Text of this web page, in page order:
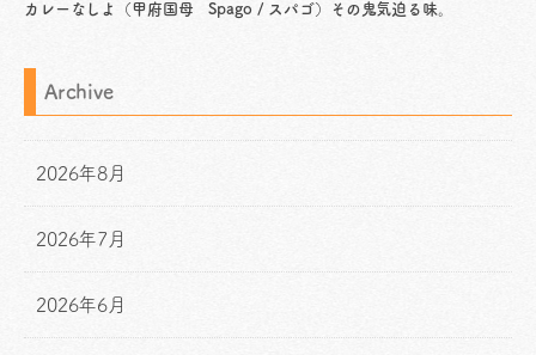
カレーなしよ（甲府国母 Spago / スパゴ）その鬼気迫る味。
Archive
2026年8月
2026年7月
2026年6月